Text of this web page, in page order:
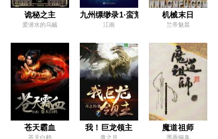
第二十章 舍利灵童，两宝度魔劫
第二十一章 当世第一的无敌心
第二十二章 孔雀大明王，五色神光
第二十三章 区区一个三坛海会大神
第二十四章 观音？我认识，那是我朋友
第二十五章 错的不是她，是世界
第二十六章 凡间众生，已经苦太久了
第二十七章 山精野怪，见识有限
诡秘之主
爱潜水的乌贼
九州缥缈录1·蛮荒
江南
机械末日
兰帝魅晨
苍天霸血 我！巨龙领主 魔道祖师